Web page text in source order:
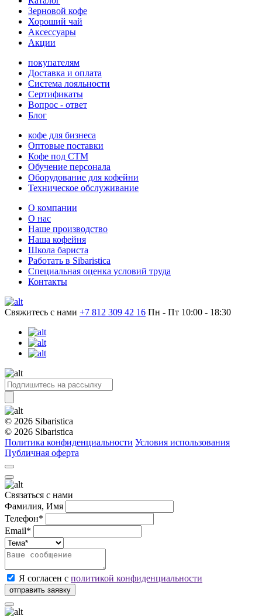
Зерновой кофе
Хороший чай
Аксессуары
Акции
покупателям
Доставка и оплата
Система лояльности
Сертификаты
Вопрос - ответ
Блог
кофе для бизнеса
Оптовые поставки
Кофе под СТМ
Обучение персонала
Оборудование для кофейни
Техническое обслуживание
О компании
О нас
Наше производство
Наша кофейня
Школа бариста
Работать в Sibaristica
Специальная оценка условий труда
Контакты
Свяжитесь с нами +7 812 309 42 16 Пн - Пт 10:00 - 18:30
© 2026 Sibaristica
© 2026 Sibaristica
Политика конфиденциальности Условия использования
Публичная оферта
Связаться с нами
Фамилия, Имя
Телефон*
Email*
Я согласен с политикой конфиденциальности